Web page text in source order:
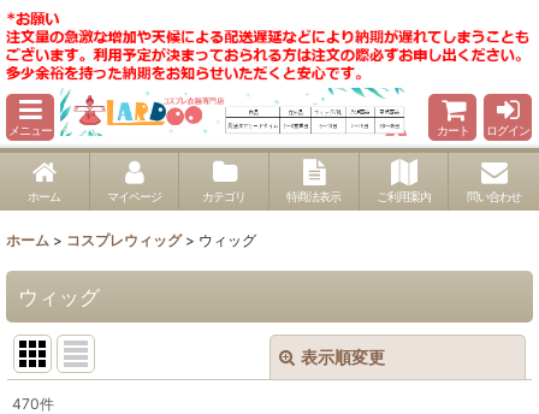
メニュー カート ログイン
ホーム マイページ カテゴリ 特商法表示 ご利用案内 問い合わせ
ホーム > コスプレウィッグ > ウィッグ
ウィッグ
表示順変更
470件